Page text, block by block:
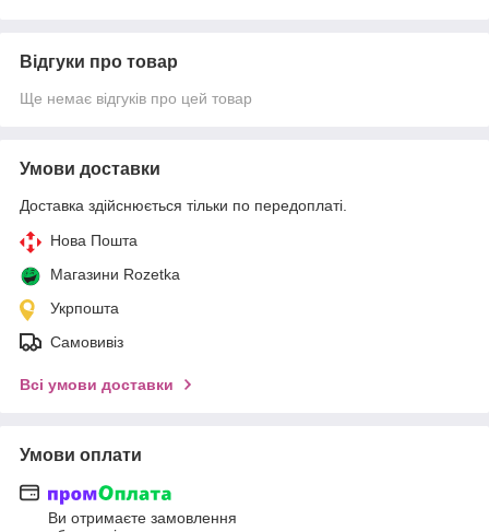
Відгуки про товар
Ще немає відгуків про цей товар
Умови доставки
Доставка здійснюється тільки по передоплаті.
Нова Пошта
Магазини Rozetka
Укрпошта
Самовивіз
Всі умови доставки
Умови оплати
Ви отримаєте замовлення